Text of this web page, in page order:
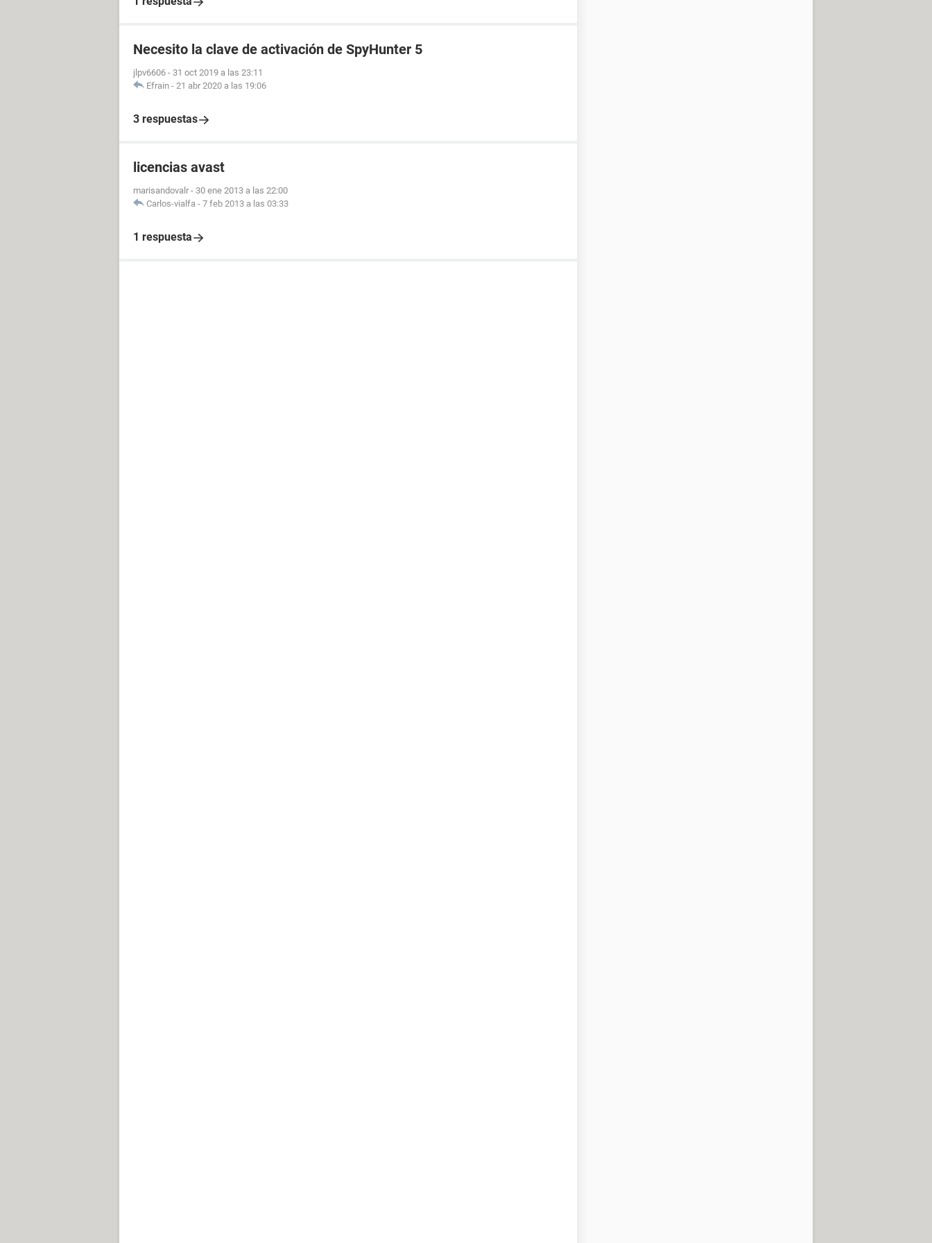
Necesito la clave de activación de SpyHunter 5
jlpv6606 - 31 oct 2019 a las 23:11
Efrain - 21 abr 2020 a las 19:06
3 respuestas
licencias avast
marisandovalr - 30 ene 2013 a las 22:00
Carlos-vialfa - 7 feb 2013 a las 03:33
1 respuesta